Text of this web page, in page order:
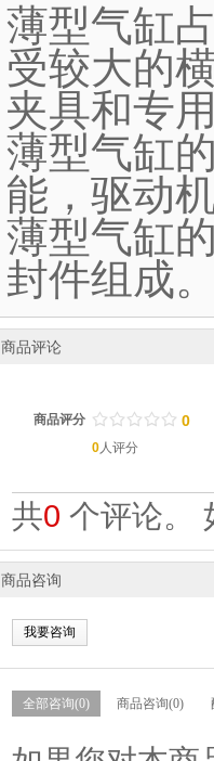
薄型气缸
受较大的
夹具和专
薄型气缸
能，驱动
薄型气缸
封件组成
商品评论
商品评分 / / / / /
. . . . . 0
0人评分
共0 个评论。
商品咨询
我要咨询
全部咨询(0) 商品咨询(0)